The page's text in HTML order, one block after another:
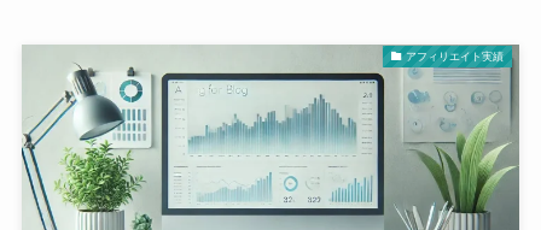
アフィリエイト実績